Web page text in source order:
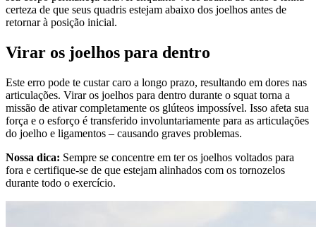
certeza de que seus quadris estejam abaixo dos joelhos antes de
retornar à posição inicial.
Virar os joelhos para dentro
Este erro pode te custar caro a longo prazo, resultando em dores nas
articulações. Virar os joelhos para dentro durante o squat torna a
missão de ativar completamente os glúteos impossível. Isso afeta sua
força e o esforço é transferido involuntariamente para as articulações
do joelho e ligamentos – causando graves problemas.
Nossa dica: Sempre se concentre em ter os joelhos voltados para
fora e certifique-se de que estejam alinhados com os tornozelos
durante todo o exercício.